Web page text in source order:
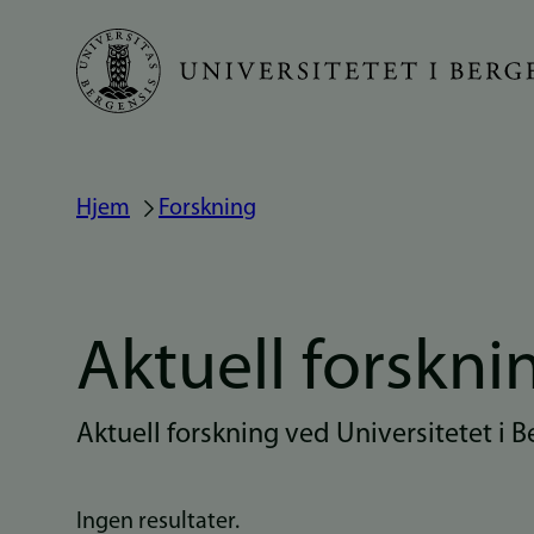
Hopp
Navigasjonssti
Hjem Forskning
Aktuell
Aktuell forskning ved Universitetet i
Ingen resultater.